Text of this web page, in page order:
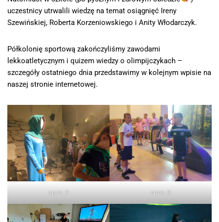
uczestnicy utrwalili wiedzę na temat osiągnięć Ireny
Szewińskiej, Roberta Korzeniowskiego i Anity Włodarczyk.
Półkolonię sportową zakończyliśmy zawodami
lekkoatletycznym i quizem wiedzy o olimpijczykach –
szczegóły ostatniego dnia przedstawimy w kolejnym wpisie na
naszej stronie internetowej.
oppo_2 oppo_0